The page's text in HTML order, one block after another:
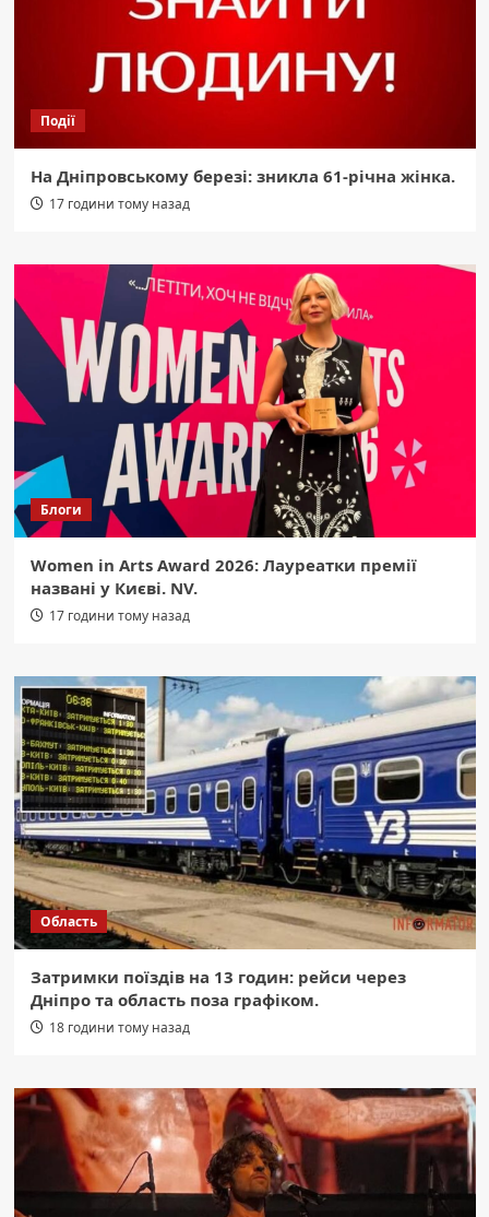
Події
На Дніпровському березі: зникла 61-річна жінка.
17 години тому назад
Блоги
Women in Arts Award 2026: Лауреатки премії
названі у Києві. NV.
17 години тому назад
Область
Затримки поїздів на 13 годин: рейси через
Дніпро та область поза графіком.
18 години тому назад